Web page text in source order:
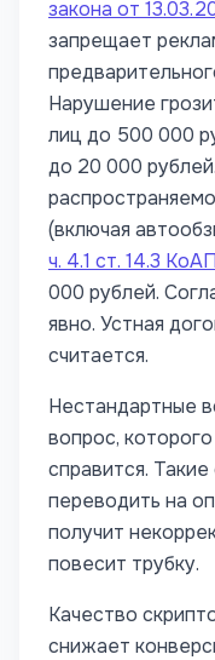
закона от
запрещает
Нарушение
лиц до 500 000
до 20 000
(включая
ч. 4.1 ст. 14.3
000 рублей.
явно. Устная
считается.
Нестандартные
вопрос,
справится.
переводить на
получит
повесит трубку.
Качество
снижает